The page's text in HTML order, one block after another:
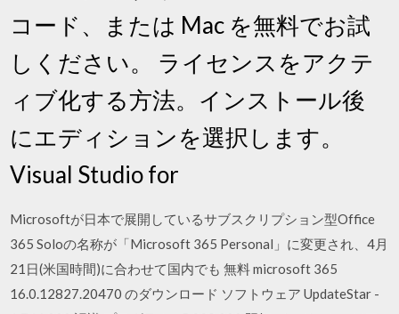
コード、または Mac を無料でお試
しください。 ライセンスをアクテ
ィブ化する方法。インストール後
にエディションを選択します。
Visual Studio for
Microsoftが日本で展開しているサブスクリプション型Office
365 Soloの名称が「Microsoft 365 Personal」に変更され、4月
21日(米国時間)に合わせて国内でも 無料 microsoft 365
16.0.12827.20470 のダウンロード ソフトウェア UpdateStar -